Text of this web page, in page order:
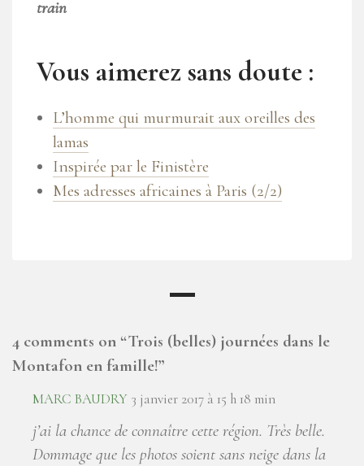
train
Vous aimerez sans doute :
L’homme qui murmurait aux oreilles des
lamas
Inspirée par le Finistère
Mes adresses africaines à Paris (2/2)
4 comments on “Trois (belles) journées dans le
Montafon en famille!”
MARC BAUDRY 3 janvier 2017 à 15 h 18 min
j’ai la chance de connaître cette région. Très belle.
Dommage que les photos soient sans neige dans la